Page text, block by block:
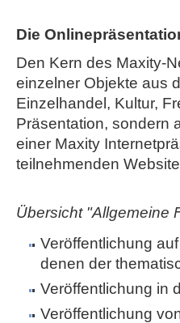
Die
Den Kern des Maxity-
einzelner Objekte aus
Einzelhandel, Kultur,
Präsentation, sondern
einer Maxity
teilnehmenden
Übersicht "Allgemeine
Veröffentlichung
denen der
Veröffentlichung in
Veröffentlichung